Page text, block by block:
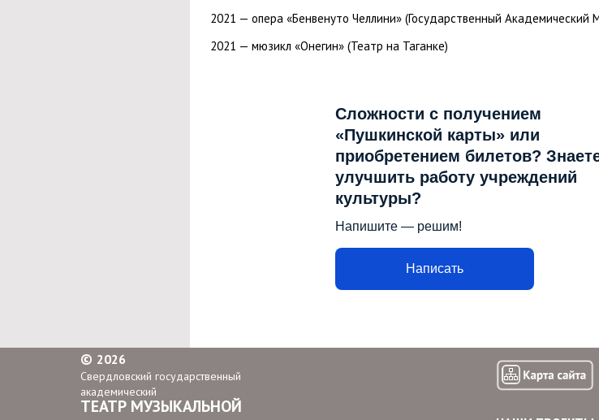
2021 — опера «Бенвенуто Челлини» (Государственный Академический
2021 — мюзикл «Онегин» (Театр на Таганке)
Сложности с получением
«Пушкинской карты» или
приобретением билетов?
улучшить работу учреждений
культуры?
Напишите — решим!
Написать
© 2026
Свердловский государственный
академический
ТЕАТР МУЗЫКАЛЬНОЙ